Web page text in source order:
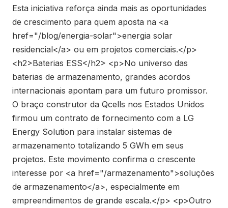
Esta iniciativa reforça ainda mais as oportunidades
de crescimento para quem aposta na <a
href="/blog/energia-solar">energia solar
residencial</a> ou em projetos comerciais.</p>
<h2>Baterias ESS</h2> <p>No universo das
baterias de armazenamento, grandes acordos
internacionais apontam para um futuro promissor.
O braço construtor da Qcells nos Estados Unidos
firmou um contrato de fornecimento com a LG
Energy Solution para instalar sistemas de
armazenamento totalizando 5 GWh em seus
projetos. Este movimento confirma o crescente
interesse por <a href="/armazenamento">soluções
de armazenamento</a>, especialmente em
empreendimentos de grande escala.</p> <p>Outro